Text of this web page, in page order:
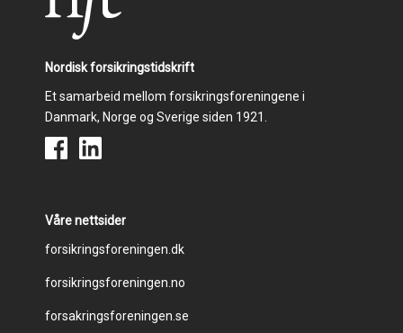
Nordisk forsikringstidskrift
Et samarbeid mellom forsikringsforeningene i
Danmark, Norge og Sverige siden 1921.
Våre nettsider
Footer
menu
forsikringsforeningen.dk
forsikringsforeningen.no
forsakringsforeningen.se